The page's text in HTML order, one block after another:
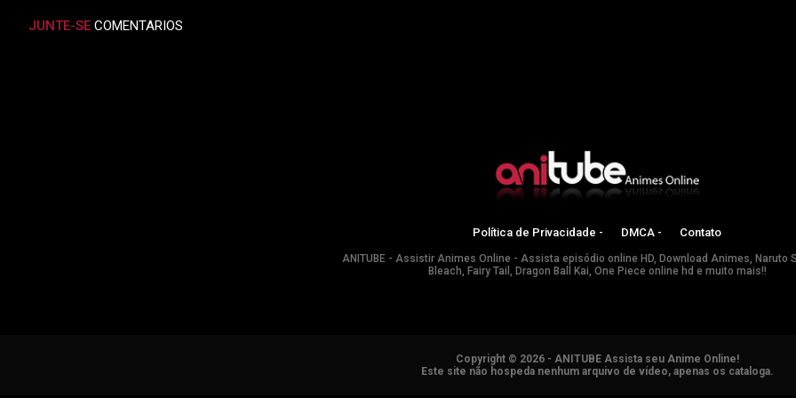
JUNTE-SE COMENTARIOS
Política de Privacidade - DMCA - Contato
ANITUBE - Assistir Animes Online - Assista episódio online HD, Download Animes, Naruto
Bleach, Fairy Tail, Dragon Ball Kai, One Piece online hd e muito mais!!
Copyright © 2026 - ANITUBE Assista seu Anime Online!
Este site não hospeda nenhum arquivo de vídeo, apenas os cataloga.